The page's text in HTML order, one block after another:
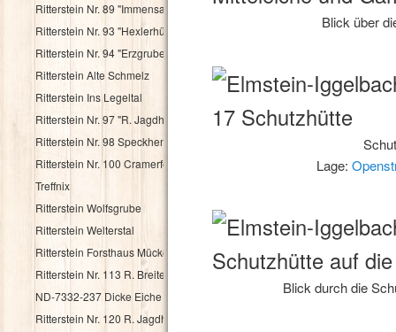
Ritterstein Nr. 89 "Immensack"
Ritterstein Nr. 93 "Hexlerhütte"
Ritterstein Nr. 94 "Erzgruben"
Ritterstein Alte Schmelz
Ritterstein Ins Legeltal
Ritterstein Nr. 97 "R. Jagdhaus"
Ritterstein Nr. 98 Speckhenrich
Ritterstein Nr. 100 Cramerfels
Treffnix
Ritterstein Wolfsgrube
Ritterstein Welterstal
Ritterstein Forsthaus Mückenwies
Ritterstein Nr. 113 R. Breitenstein 500 Schr.
ND-7332-237 Dicke Eiche
Ritterstein Nr. 120 R. Jagdhaus Breitscheid
Blick über
Lage:
Blick durch die